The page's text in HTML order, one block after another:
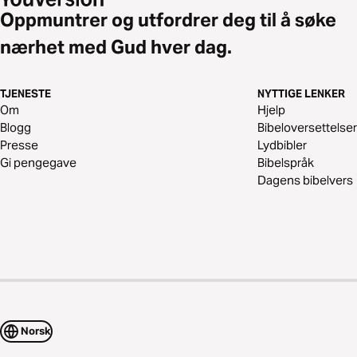
Oppmuntrer og utfordrer deg til å søke
nærhet med Gud hver dag.
TJENESTE
Om
Blogg
Presse
Gi pengegave
NYTTIGE LENKER
Hjelp
Bibeloversettelser
Lydbibler
Bibelspråk
Dagens bibelvers
Norsk